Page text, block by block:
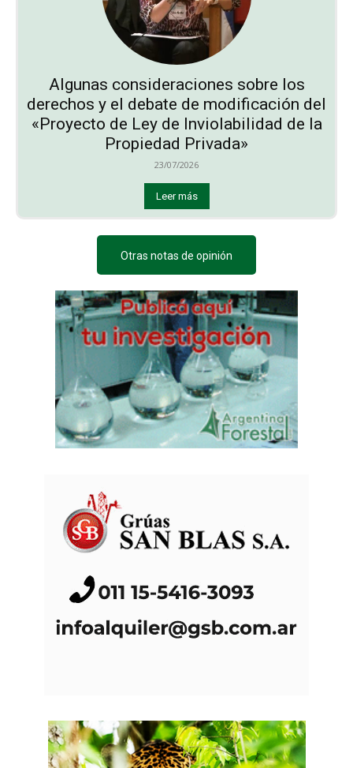
Algunas consideraciones sobre los
derechos y el debate de modificación del
«Proyecto de Ley de Inviolabilidad de la
Propiedad Privada»
23/07/2026
Leer más
Otras notas de opinión